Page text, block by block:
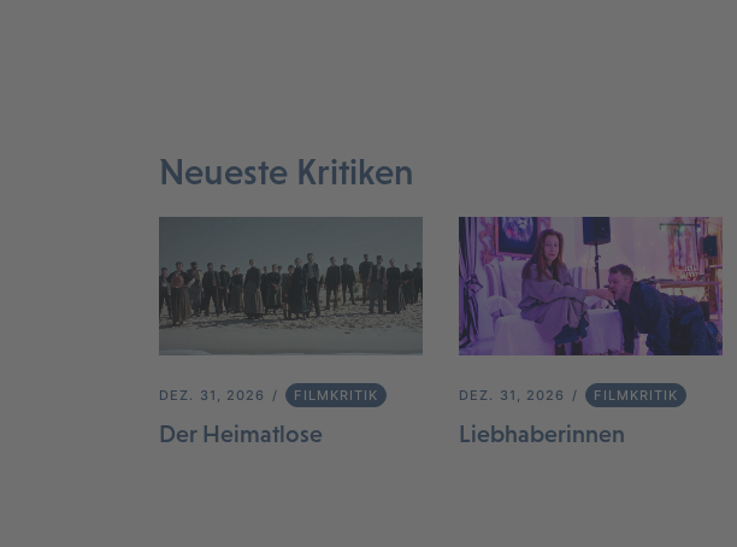
Neueste Kritiken
DEZ. 31, 2026 FILMKRITIK
Der Heimatlose
DEZ. 31, 2026 FILMKRITIK
Liebhaberinnen